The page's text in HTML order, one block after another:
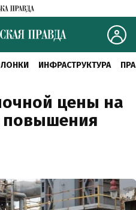
ИНФРАСТРУКТУРА
цены на
повышения